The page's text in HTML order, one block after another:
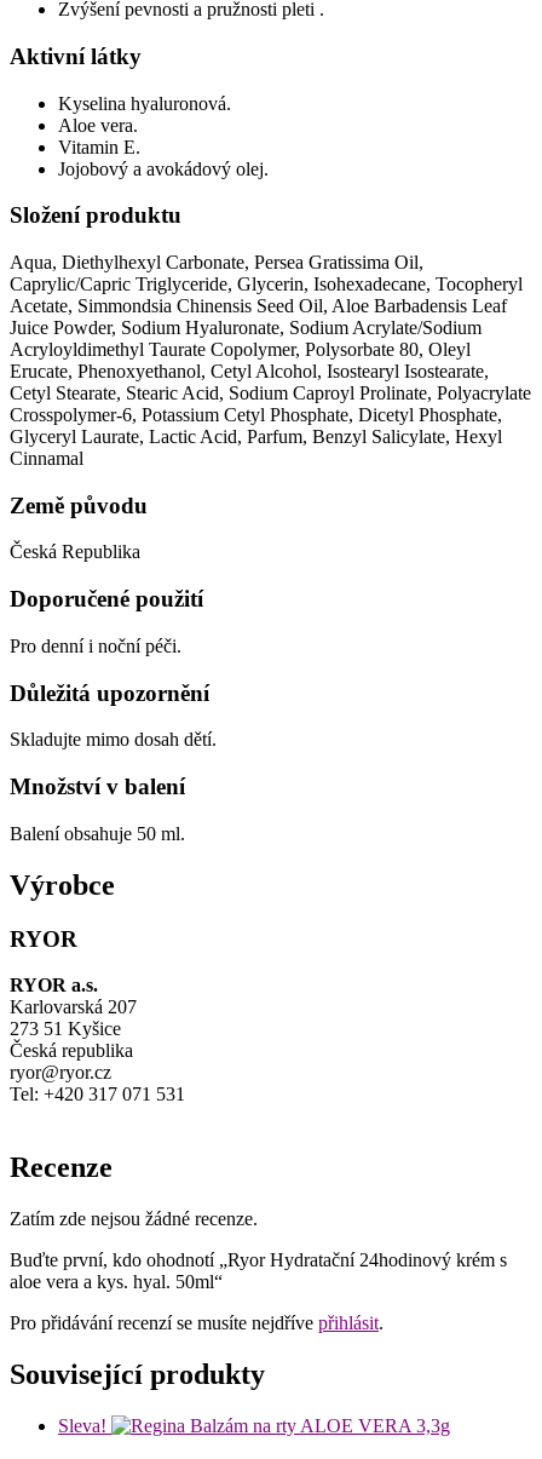
Zvýšení pevnosti a pružnosti pleti .
Aktivní látky
Kyselina hyaluronová.
Aloe vera.
Vitamin E.
Jojobový a avokádový olej.
Složení produktu
Aqua, Diethylhexyl Carbonate, Persea Gratissima Oil,
Caprylic/Capric Triglyceride, Glycerin, Isohexadecane, Tocopheryl
Acetate, Simmondsia Chinensis Seed Oil, Aloe Barbadensis Leaf
Juice Powder, Sodium Hyaluronate, Sodium Acrylate/Sodium
Acryloyldimethyl Taurate Copolymer, Polysorbate 80, Oleyl
Erucate, Phenoxyethanol, Cetyl Alcohol, Isostearyl Isostearate,
Cetyl Stearate, Stearic Acid, Sodium Caproyl Prolinate, Polyacrylate
Crosspolymer-6, Potassium Cetyl Phosphate, Dicetyl Phosphate,
Glyceryl Laurate, Lactic Acid, Parfum, Benzyl Salicylate, Hexyl
Cinnamal
Země původu
Česká Republika
Doporučené použití
Pro denní i noční péči.
Důležitá upozornění
Skladujte mimo dosah dětí.
Množství v balení
Balení obsahuje 50 ml.
Výrobce
RYOR
RYOR a.s.
Karlovarská 207
273 51 Kyšice
Česká republika
ryor@ryor.cz
Tel: +420 317 071 531
Recenze
Zatím zde nejsou žádné recenze.
Buďte první, kdo ohodnotí „Ryor Hydratační 24hodinový krém s
aloe vera a kys. hyal. 50ml“
Pro přidávání recenzí se musíte nejdříve přihlásit.
Související produkty
Sleva!